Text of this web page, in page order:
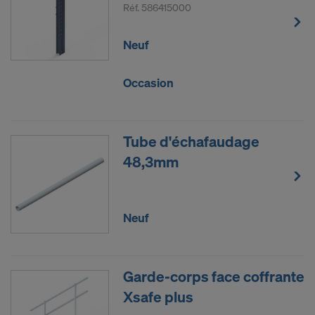
Réf. 586415000
Neuf
Occasion
Tube d'échafaudage
48,3mm
Neuf
Garde-corps face coffrante
Xsafe plus